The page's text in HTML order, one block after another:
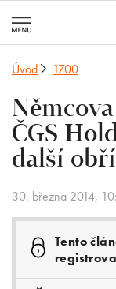
Úvod 1700
ČGS
další
30. března 2014,
Tento